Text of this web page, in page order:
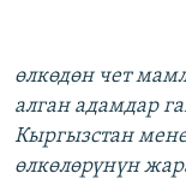
өлкөдөн чет
алган адамдар
Кыргызстан
өлкөлөрүнүн